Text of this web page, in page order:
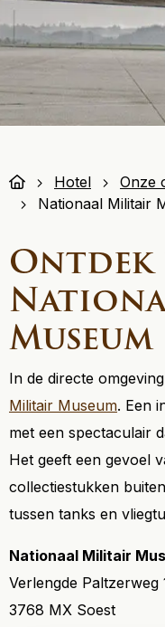
Hotel Onze
Nationaal Militair
Museum
In de directe
Militair Museum. Een
met een spectaculair
Het geeft een gevoel
collectiestukken
tussen tanks en
Nationaal Militair
Verlengde Paltzerweg
3768 MX Soest